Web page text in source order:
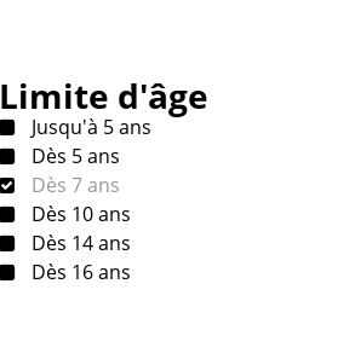
Limite d'âge
Jusqu'à 5 ans
Dès 5 ans
Dès 7 ans
Dès 10 ans
Dès 14 ans
Dès 16 ans